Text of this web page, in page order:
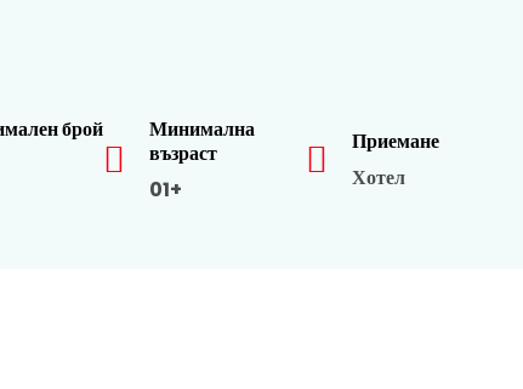
брой
Минимална
възраст
01+
Приемане
Хотел